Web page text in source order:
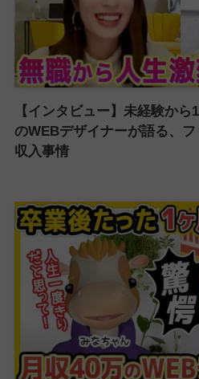
【インタビュー】未経験か
のWEBデザイナーが語る、
収入事情